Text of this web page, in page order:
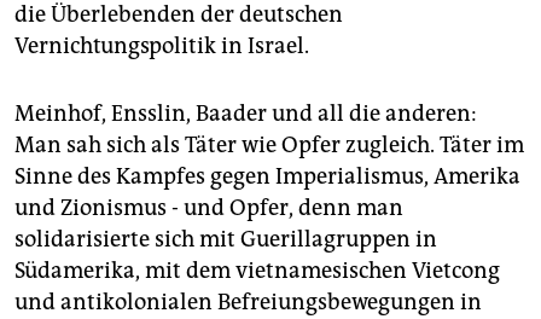
die Überlebenden der deutschen
Vernichtungspolitik in Israel.
Meinhof, Ensslin, Baader und all die anderen:
Man sah sich als Täter wie Opfer zugleich. Täter im
Sinne des Kampfes gegen Imperialismus, Amerika
und Zionismus - und Opfer, denn man
solidarisierte sich mit Guerillagruppen in
Südamerika, mit dem vietnamesischen Vietcong
und antikolonialen Befreiungsbewegungen in